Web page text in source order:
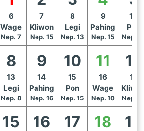
6
Wage
Nep. 7
7
Kliwon
Nep. 15
8
Legi
Nep. 13
9
Pahing
Nep. 15
10
Pon
Nep.
8
13
Legi
Nep. 8
9
14
Pahing
Nep. 16
10
15
Pon
Nep. 15
11
16
Wage
Nep. 10
12
17
Nep.
15 16 17 18 19